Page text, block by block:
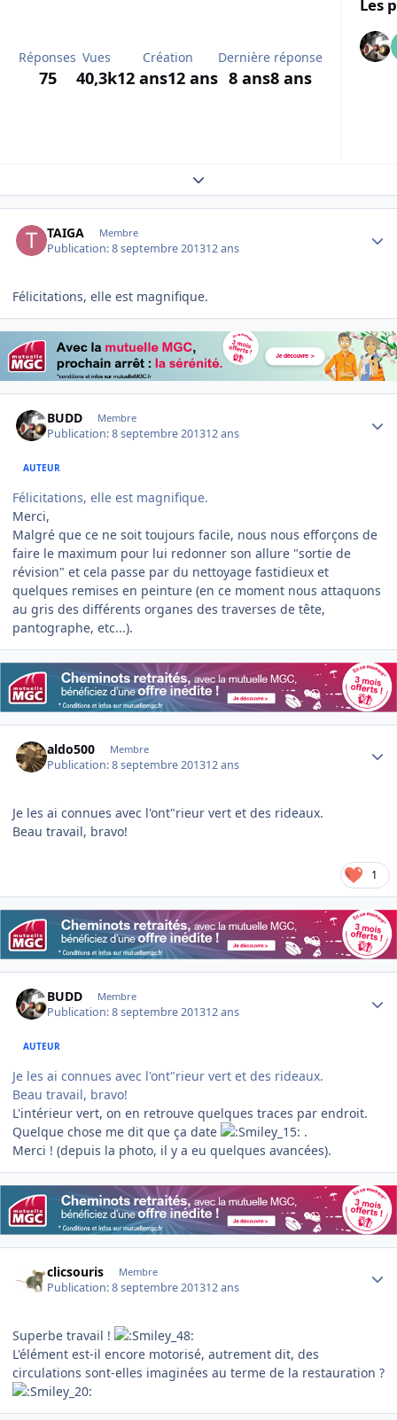
Réponses
75
Vues
40,3k
Création
12 ans12 ans
Dernière réponse
8 ans8 ans
Les
Expand topic overview
TAIGA Membre
Publication:8 septembre 201312 ans
Félicitations, elle est magnifique.
BUDD Membre
Publication:8 septembre 201312 ans
AUTEUR
Félicitations, elle est magnifique.
Merci,
Malgré que ce ne soit toujours facile, nous nous efforçons de
faire le maximum pour lui redonner son allure "sortie de
révision" et cela passe par du nettoyage fastidieux et
quelques remises en peinture (en ce moment nous attaquons
au gris des différents organes des traverses de tête,
pantographe, etc...).
aldo500 Membre
Publication:8 septembre 201312 ans
Je les ai connues avec l'ont"rieur vert et des rideaux.
Beau travail, bravo!
1
BUDD Membre
Publication:8 septembre 201312 ans
AUTEUR
Je les ai connues avec l'ont"rieur vert et des rideaux.
Beau travail, bravo!
L'intérieur vert, on en retrouve quelques traces par endroit.
Quelque chose me dit que ça date
.
Merci ! (depuis la photo, il y a eu quelques avancées).
clicsouris Membre
Publication:8 septembre 201312 ans
Superbe travail !
L'élément est-il encore motorisé, autrement dit, des
circulations sont-elles imaginées au terme de la restauration ?